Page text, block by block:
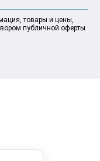
товары и цены,
публичной оферты